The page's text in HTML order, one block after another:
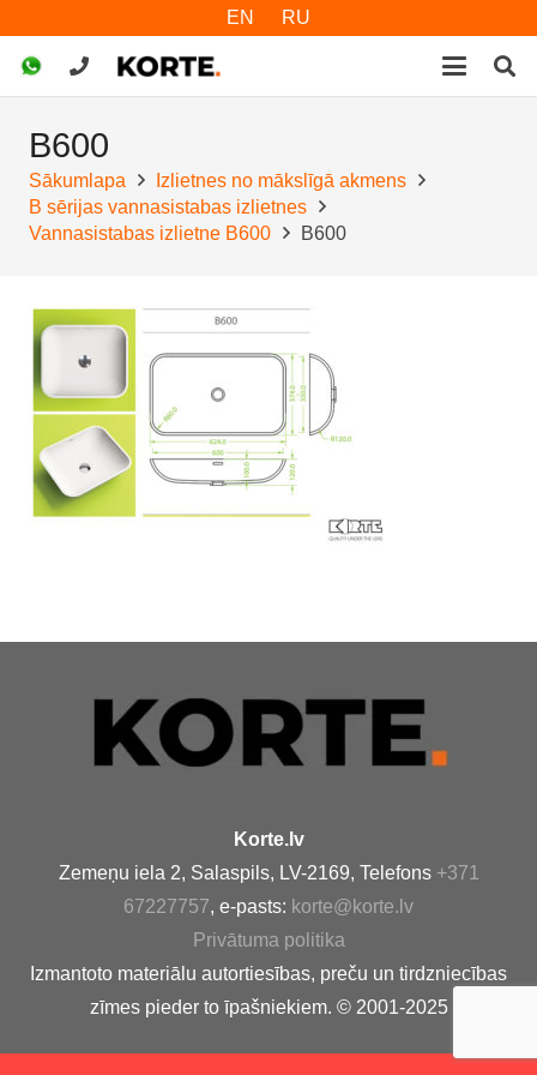
EN RU
B600
Sākumlapa
Izlietnes no mākslīgā akmens
B sērijas vannasistabas izlietnes
Vannasistabas izlietne B600
B600
Korte.lv
Zemeņu iela 2, Salaspils, LV-2169, Telefons +371
67227757, e-pasts: korte@korte.lv
Privātuma politika
Izmantoto materiālu autortiesības, preču un tirdzniecības
zīmes pieder to īpašniekiem. © 2001-2025